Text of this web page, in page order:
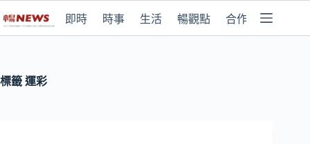
即時 時事 生活 暢觀點 合作媒體
標籤 運彩